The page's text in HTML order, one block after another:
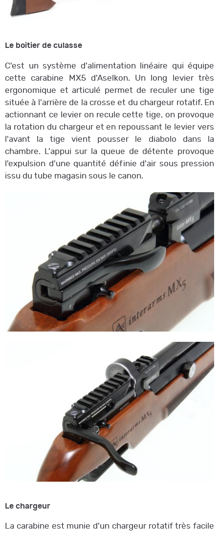
Le boitier de culasse
C'est un système d'alimentation linéaire qui équipe
cette carabine MX5 d'Aselkon. Un long levier très
ergonomique et articulé permet de reculer une tige
située à l'arrière de la crosse et du chargeur rotatif. En
actionnant ce levier on recule cette tige, on provoque
la rotation du chargeur et en repoussant le levier vers
l'avant la tige vient pousser le diabolo dans la
chambre. L'appui sur la queue de détente provoque
l'expulsion d'une quantité définie d'air sous pression
issu du tube magasin sous le canon.
Le chargeur
La carabine est munie d'un chargeur rotatif très facile